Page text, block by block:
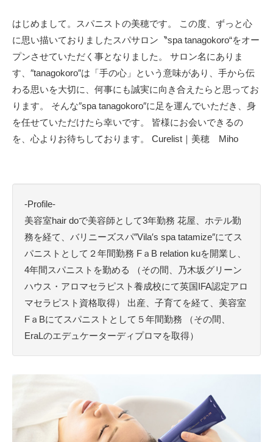
はじめまして。スパニストの美穂です。 この度、ずっと心
に思い描いておりましたスパサロン〝spa tanagokoro“をオー
プンさせていただく事となりました。 サロン名にありま
す、″tanagokoro″は「手の心」という意味があり、手から伝
わる思いを大切に、何事にも誠実に向き合えたらと思ってお
ります。 そんな″spa tanagokoro″に足を運んでいただき、身
を任せていただけたら幸いです。 皆様にお会いできるの
を、心よりお待ちしております。 Curelist｜美穂 Miho
-Profile-
美容室hair doで美容師として3年勤務 花屋、ホテル勤
務を経て、バリニーズスパ″Vila′s spa tatamize″にてス
パニストとして２年間勤務 FａB relation kuを開業し、
4年間スパニストを勤める （その間、乃木坂グリーン
ハウス・アロマセラピスト養成校にて英国IFA認定アロ
マセラピスト資格取得） 出産、子育てを経て、美容室
FａBにてスパニストとして５年間勤務 （その間、
EraLのエデュケーターディプロマを取得）